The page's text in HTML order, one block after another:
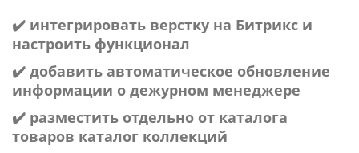
✔️ интегрировать верстку на Битрикс и
настроить функционал
✔️ добавить автоматическое обновление
информации о дежурном менеджере
✔️ разместить отдельно от каталога
товаров каталог коллекций